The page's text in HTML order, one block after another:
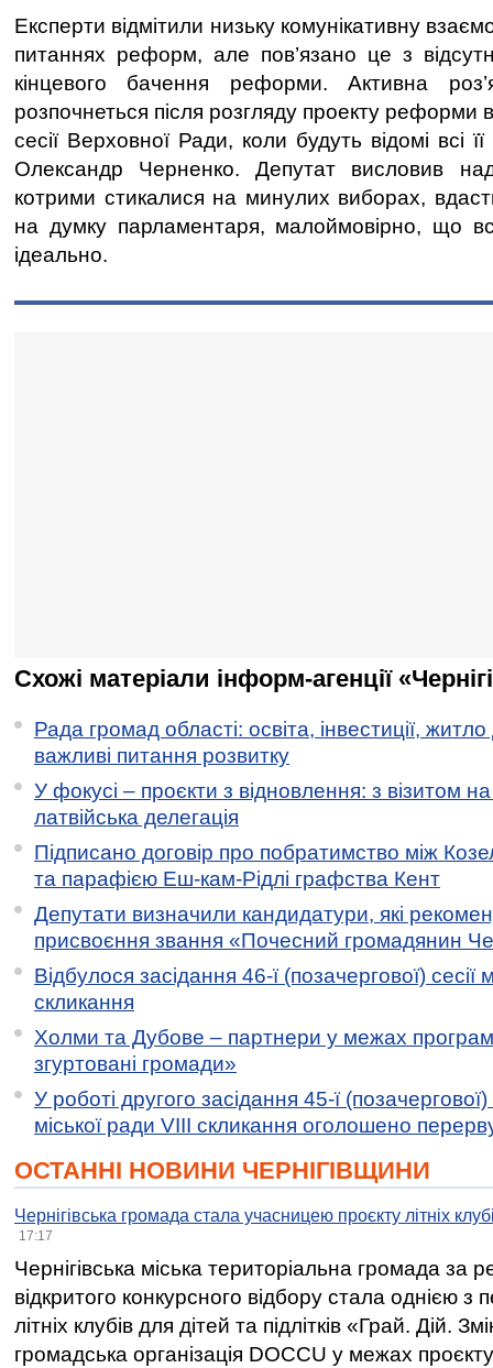
Експерти відмітили низьку комунікативну
питаннях реформ, але пов’язано це з
кінцевого бачення реформи. Активна
розпочнеться після розгляду проекту реформи
сесії Верховної Ради, коли будуть відомі всі
Олександр Черненко. Депутат висловив
котрими стикалися на минулих виборах,
на думку парламентаря, малоймовірно, що
ідеально.
Схожі матеріали інформ-агенції
Рада громад області: освіта, інвестиції,
важливі питання розвитку
У фокусі – проєкти з відновлення: з візитом
латвійська делегація
Підписано договір про побратимство між
та парафією Еш-кам-Рідлі графства Кент
Депутати визначили кандидатури, які
присвоєння звання «Почесний громадянин
Відбулося засідання 46-ї (позачергової) сесії
скликання
Холми та Дубове – партнери у межах
згуртовані громади»
У роботі другого засідання 45-ї (позачергової)
міської ради VIII скликання оголошено
ОСТАННІ НОВИНИ ЧЕРНІГІВЩИНИ
Чернігівська громада стала учасницею проєкту літніх
17:17
Чернігівська міська територіальна громада за
відкритого конкурсного відбору стала однією
літніх клубів для дітей та підлітків «Грай. Дій.
громадська організація DOCCU у межах